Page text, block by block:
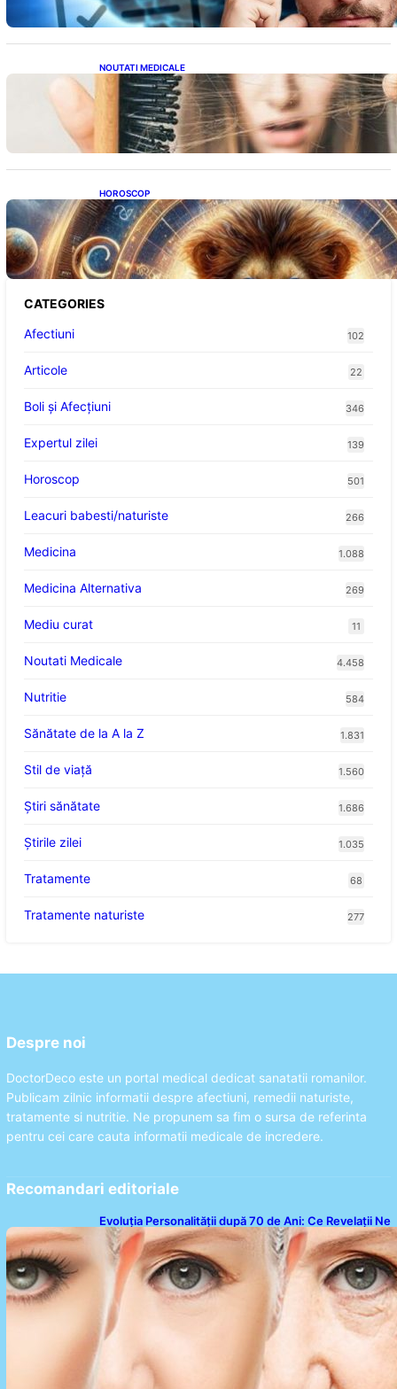
NOUTATI MEDICALE
Semnele unei deficiențe de proteine:
Impactul asupra sănătății tale
HOROSCOP
Portalul Leului 8/8: Oportunități de
Abundență pentru Cinci Zodii în 2026
CATEGORIES
Afectiuni
102
Articole 22
Boli și Afecțiuni 346
Expertul zilei 139
Horoscop 501
Leacuri babesti/naturiste 266
Medicina 1.088
Medicina Alternativa 269
Mediu curat 11
Noutati Medicale 4.458
Nutritie 584
Sănătate de la A la Z 1.831
Stil de viaţă 1.560
Ştiri sănătate 1.686
Știrile zilei 1.035
Tratamente 68
Tratamente naturiste 277
Despre noi
DoctorDeco este un portal medical dedicat sanatatii romanilor.
Publicam zilnic informatii despre afectiuni, remedii naturiste,
tratamente si nutritie. Ne propunem sa fim o sursa de referinta
pentru cei care cauta informatii medicale de incredere.
Recomandari editoriale
Evoluția Personalității după 70 de Ani: Ce Revelații Ne
Oferă Studiile Psihologice